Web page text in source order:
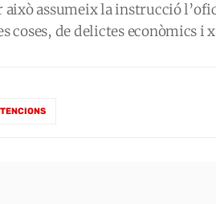
això assumeix la instrucció
coses, de delictes econòmics i